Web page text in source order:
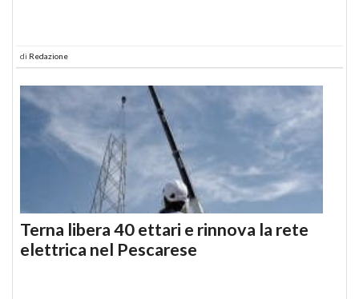
di Redazione
Terna libera 40 ettari e rinnova la rete
elettrica nel Pescarese